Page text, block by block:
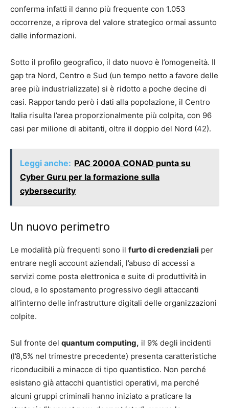
conferma infatti il danno più frequente con 1.053
occorrenze, a riprova del valore strategico ormai assunto
dalle informazioni.
Sotto il profilo geografico, il dato nuovo è l’omogeneità. Il
gap tra Nord, Centro e Sud (un tempo netto a favore delle
aree più industrializzate) si è ridotto a poche decine di
casi. Rapportando però i dati alla popolazione, il Centro
Italia risulta l’area proporzionalmente più colpita, con 96
casi per milione di abitanti, oltre il doppio del Nord (42).
Leggi anche: PAC 2000A CONAD punta su
Cyber Guru per la formazione sulla
cybersecurity
Un nuovo perimetro
Le modalità più frequenti sono il furto di credenziali per
entrare negli account aziendali, l’abuso di accessi a
servizi come posta elettronica e suite di produttività in
cloud, e lo spostamento progressivo degli attaccanti
all’interno delle infrastrutture digitali delle organizzazioni
colpite.
Sul fronte del quantum computing, il 9% degli incidenti
(l’8,5% nel trimestre precedente) presenta caratteristiche
riconducibili a minacce di tipo quantistico. Non perché
esistano già attacchi quantistici operativi, ma perché
alcuni gruppi criminali hanno iniziato a praticare la